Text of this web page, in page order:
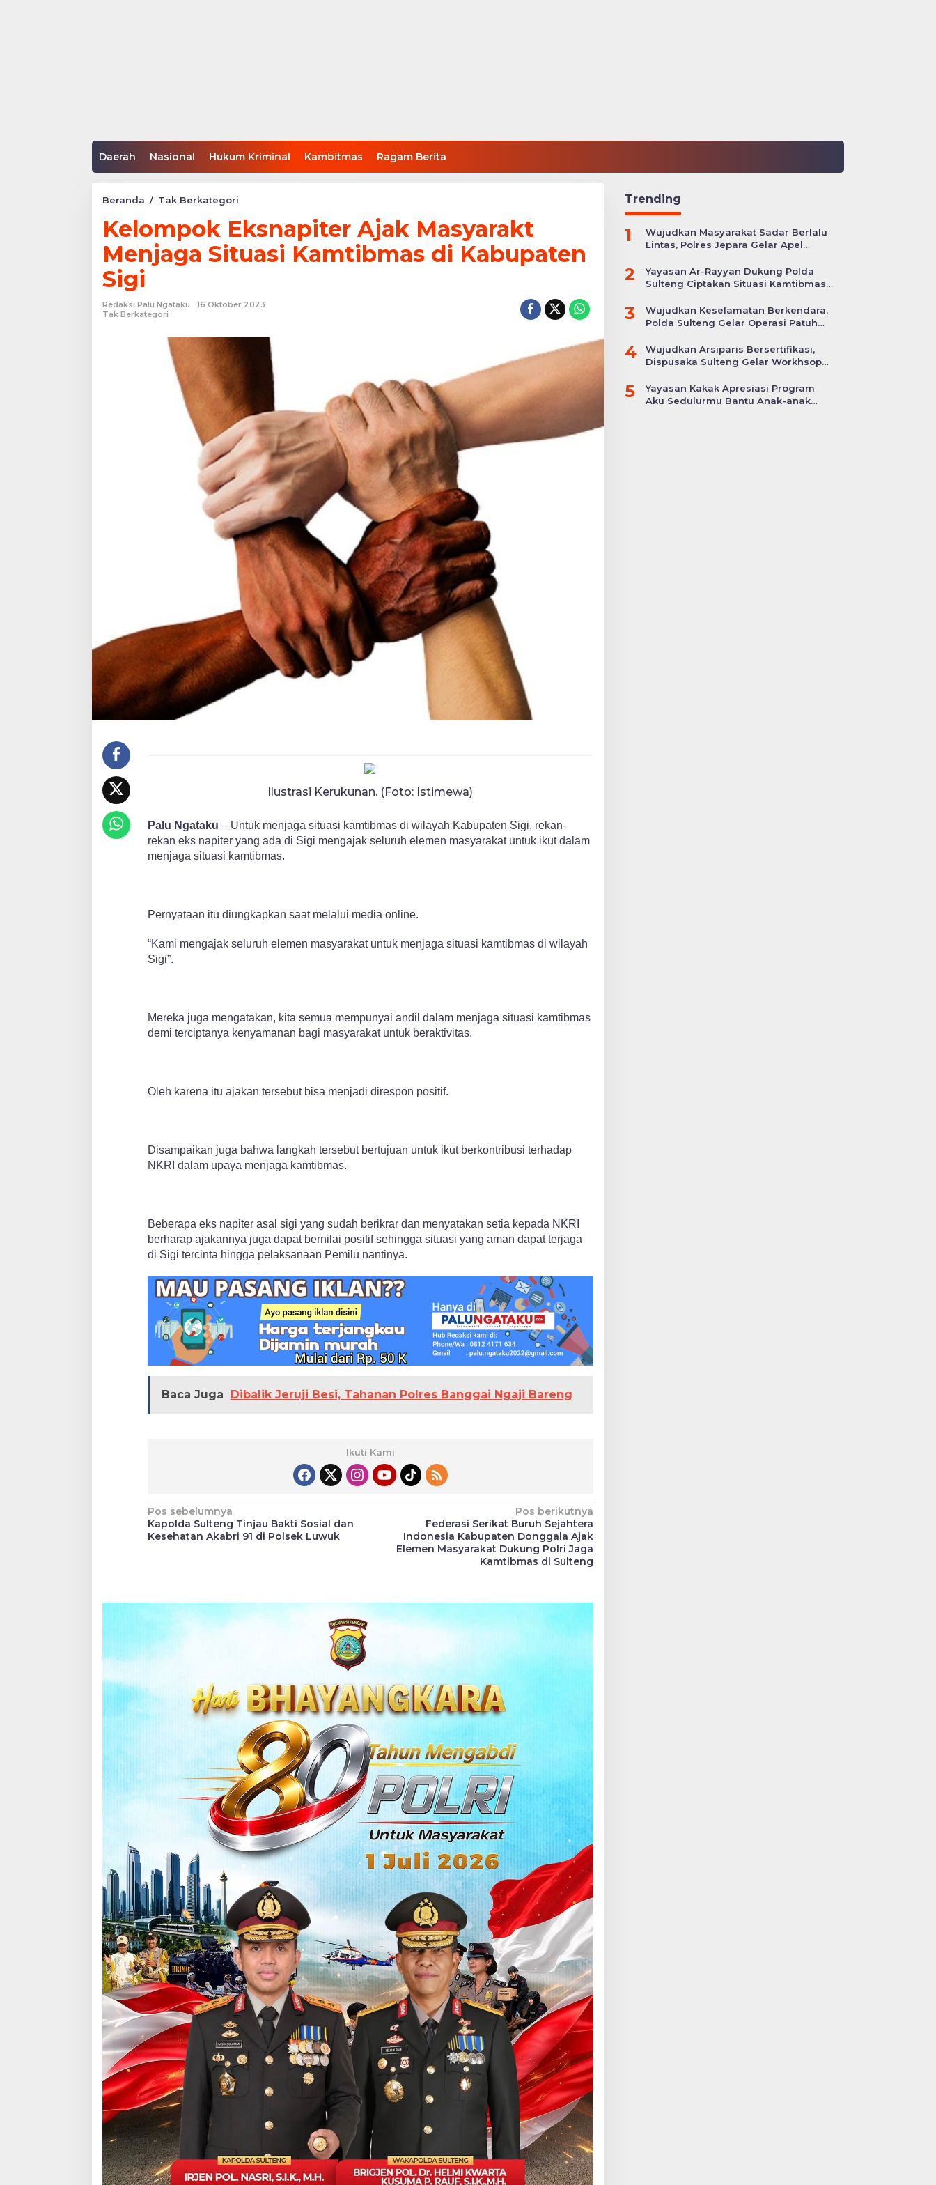
Daerah Nasional Hukum Kriminal Kambitmas Ragam Berita
Beranda / Tak Berkategori
Ajak
Masyarakt
Menjaga
Situasi
Kabupaten
Kelompok Eksnapiter Ajak Masyarakt
Menjaga Situasi Kamtibmas di Kabupaten
Sigi
Redaksi Palu Ngataku
16 Oktober 2023
Tak Berkategori
Ilustrasi Kerukunan. (Foto: Istimewa)
Palu Ngataku – Untuk menjaga situasi kamtibmas di wilayah Kabupaten Sigi, rekan-
rekan eks napiter yang ada di Sigi mengajak seluruh elemen masyarakat untuk ikut dalam
menjaga situasi kamtibmas.
Pernyataan itu diungkapkan saat melalui media online.
“Kami mengajak seluruh elemen masyarakat untuk menjaga situasi kamtibmas di wilayah
Sigi”.
Mereka juga mengatakan, kita semua mempunyai andil dalam menjaga situasi kamtibmas
demi terciptanya kenyamanan bagi masyarakat untuk beraktivitas.
Oleh karena itu ajakan tersebut bisa menjadi direspon positif.
Disampaikan juga bahwa langkah tersebut bertujuan untuk ikut berkontribusi terhadap
NKRI dalam upaya menjaga kamtibmas.
Beberapa eks napiter asal sigi yang sudah berikrar dan menyatakan setia kepada NKRI
berharap ajakannya juga dapat bernilai positif sehingga situasi yang aman dapat terjaga
di Sigi tercinta hingga pelaksanaan Pemilu nantinya.
Baca Juga Dibalik Jeruji Besi, Tahanan Polres Banggai Ngaji Bareng
Ikuti Kami
Navigasi
pos
Pos sebelumnya
Kapolda Sulteng Tinjau Bakti Sosial dan
Kesehatan Akabri 91 di Polsek Luwuk
Pos berikutnya
Federasi Serikat Buruh Sejahtera
Indonesia Kabupaten Donggala Ajak
Elemen Masyarakat Dukung Polri Jaga
Kamtibmas di Sulteng
Trending
1
Wujudkan Masyarakat Sadar Berlalu
Lintas, Polres Jepara Gelar Apel
2
Yayasan Ar-Rayyan Dukung Polda
Sulteng Ciptakan Situasi Kamtibmas
3
Wujudkan Keselamatan Berkendara,
Polda Sulteng Gelar Operasi Patuh
4
Wujudkan Arsiparis Bersertifikasi,
Dispusaka Sulteng Gelar Workhsop
5
Yayasan Kakak Apresiasi Program
Aku Sedulurmu Bantu Anak-anak